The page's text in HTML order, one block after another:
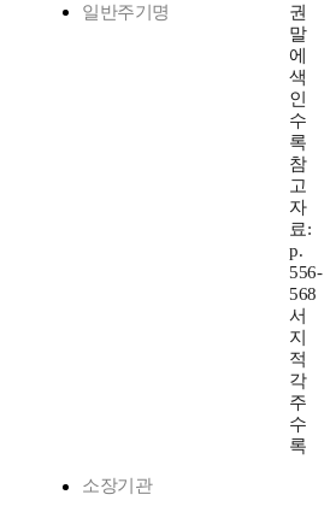
일반주기명
권
말
에
색
인
수
록
참
고
자
료:
p.
556-
568
서
지
적
각
주
수
록
소장기관